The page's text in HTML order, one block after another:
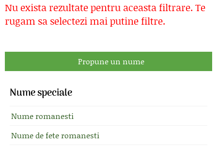
Nu exista rezultate pentru aceasta filtrare. Te
rugam sa selectezi mai putine filtre.
Propune un nume
Nume speciale
Nume romanesti
Nume de fete romanesti